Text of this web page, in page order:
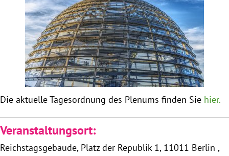
Bundestag 2017-2021
Obfrau im Ausschuss für Menschenrechte und
humanitäre Hilfe
Mein Abstimmungsverhalten
Die aktuelle Tagesordnung des Plenums finden Sie hier.
Veranstaltungsort:
Reichstagsgebäude Platz der Republik 1 11011 Berlin